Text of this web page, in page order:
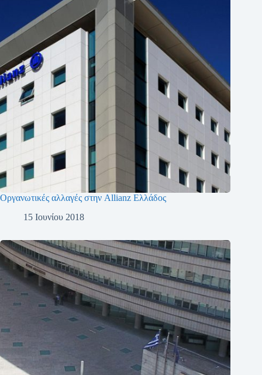
Οργανωτικές αλλαγές στην Allianz Ελλάδος
15 Ιουνίου 2018